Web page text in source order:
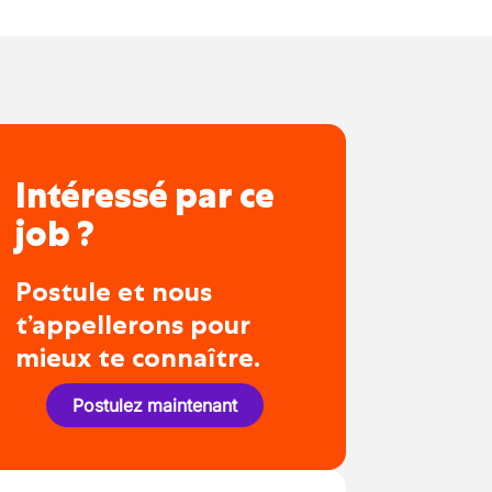
Intéressé par ce
job ?
Postule et nous
t’appellerons pour
mieux te connaître.
Postulez maintenant